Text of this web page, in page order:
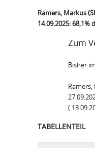
Ramers, Markus
14.09.2025:
Zum
Bisher
Ramers,
(
TABELLENTEIL